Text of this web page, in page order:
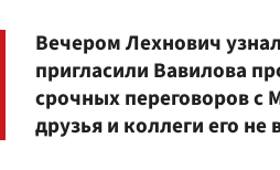
Вечером Лехнович
пригласили Вавилова
срочных переговоров с
друзья и коллеги его не